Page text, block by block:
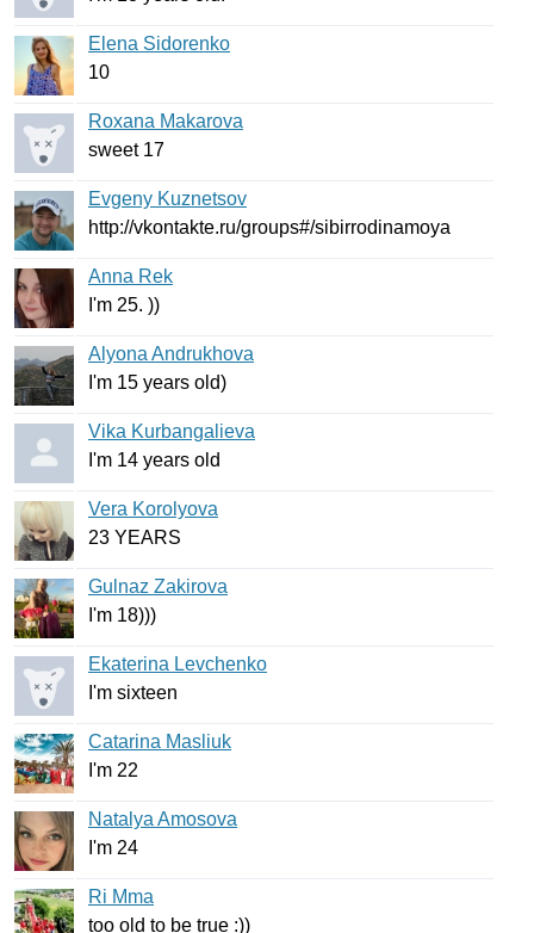
Elena Sidorenko
10
Roxana Makarova
sweet17
Evgeny Kuznetsov
http://vkontakte.ru/groups#/sibirrodinamoya
Anna Rek
I'm 25. ))
Alyona Andrukhova
I'm 15 years old)
Vika Kurbangalieva
I'm 14 years old
Vera Korolyova
23 YEARS
Gulnaz Zakirova
I'm 18)))
Ekaterina Levchenko
I'm sixteen
Catarina Masliuk
I'm 22
Natalya Amosova
I'm 24
Ri Mma
too old to be true :))